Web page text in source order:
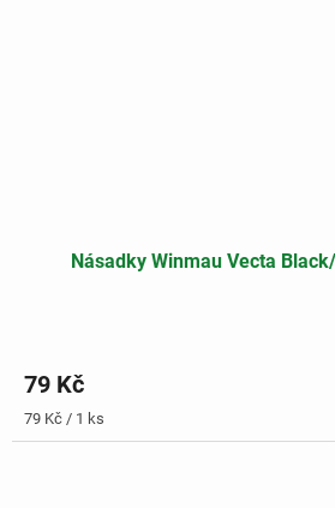
Násadky Winmau Vecta
79 Kč
Měrná
cena:
79 Kč / 1 ks